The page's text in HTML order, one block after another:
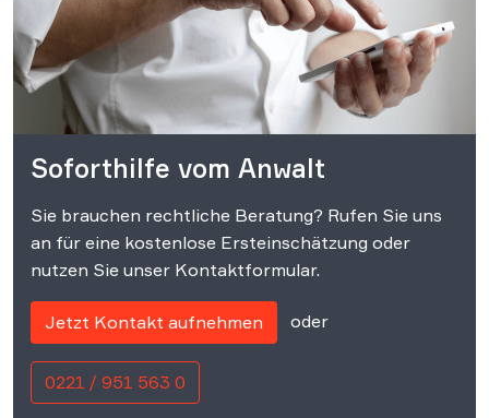
Soforthilfe vom Anwalt
Sie brauchen rechtliche Beratung? Rufen Sie uns
an für eine kostenlose Ersteinschätzung oder
nutzen Sie unser Kontaktformular.
Jetzt Kontakt aufnehmen oder
0221 / 951 563 0